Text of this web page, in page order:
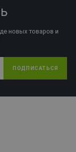
новых товаров и
ПОДПИСАТЬСЯ